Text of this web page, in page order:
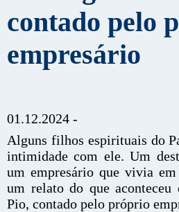
contado pelo
empresário
01.12.2024 -
Alguns filhos espirituais do
intimidade com ele. Um
um empresário que vivia
um relato do que
Pio, contado pelo próprio